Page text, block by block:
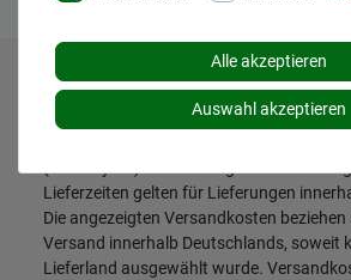
* Alle Preise inklusive gesetzlicher
zuzüglich
Versandkosten. Der Versand
(z.B. PayPal) bereits am gleichen
Lieferzeiten gelten für Lieferungen
Die angezeigten Versandkosten beziehen
Versand innerhalb Deutschlands, soweit
Lieferland ausgewählt wurde.
Alle akzeptieren
Auswahl akzeptieren